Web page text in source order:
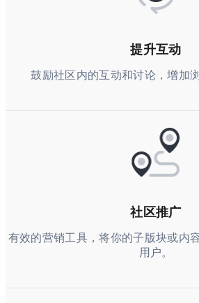
提升互动
鼓励社区内的互动和讨论，增加
社区推广
有效的营销工具，将你的子版块或内
用户。